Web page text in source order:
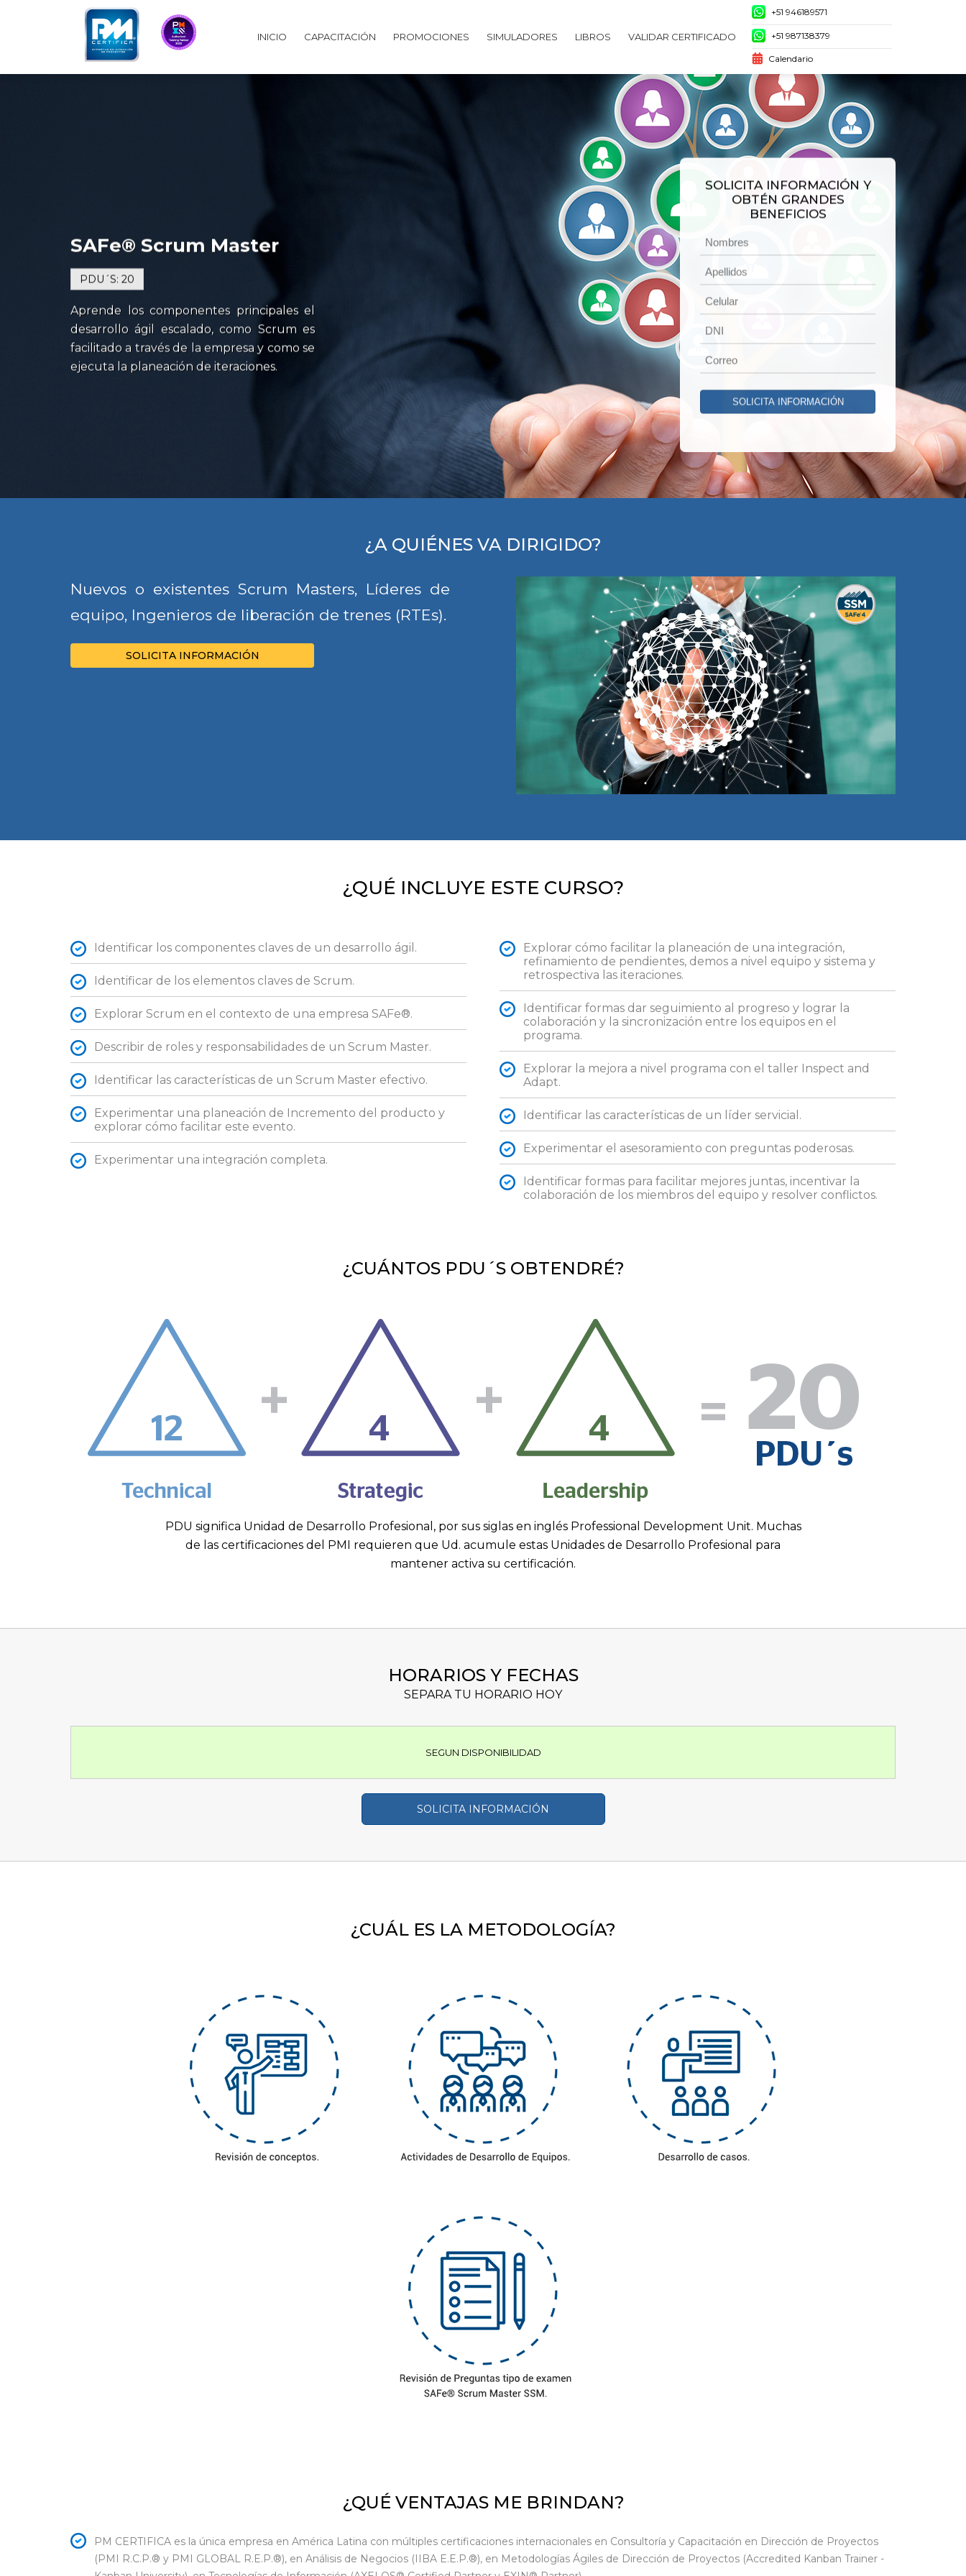
INICIO CAPACITACIÓN PROMOCIONES SIMULADORES LIBROS VALIDAR CERTIFICADO
+51 946189571
+51 987138379
Calendario
SAFe® Scrum Master
PDU´S: 20
Aprende los componentes principales el
desarrollo ágil escalado, como Scrum es
facilitado a través de la empresa y como se
ejecuta la planeación de iteraciones.
SOLICITA INFORMACIÓN Y
OBTÉN GRANDES
BENEFICIOS
¿A QUIÉNES VA DIRIGIDO?
Nuevos o existentes Scrum Masters, Líderes de
equipo, Ingenieros de liberación de trenes (RTEs).
SOLICITA INFORMACIÓN
¿QUÉ INCLUYE ESTE CURSO?
Identificar los componentes claves de un desarrollo ágil.
Identificar de los elementos claves de Scrum.
Explorar Scrum en el contexto de una empresa SAFe®.
Describir de roles y responsabilidades de un Scrum Master.
Identificar las características de un Scrum Master efectivo.
Experimentar una planeación de Incremento del producto y
explorar cómo facilitar este evento.
Experimentar una integración completa.
Explorar cómo facilitar la planeación de una integración,
refinamiento de pendientes, demos a nivel equipo y sistema y
retrospectiva las iteraciones.
Identificar formas dar seguimiento al progreso y lograr la
colaboración y la sincronización entre los equipos en el
programa.
Explorar la mejora a nivel programa con el taller Inspect and
Adapt.
Identificar las características de un líder servicial.
Experimentar el asesoramiento con preguntas poderosas.
Identificar formas para facilitar mejores juntas, incentivar la
colaboración de los miembros del equipo y resolver conflictos.
¿CUÁNTOS PDU´S OBTENDRÉ?
PDU significa Unidad de Desarrollo Profesional, por sus siglas en inglés Professional Development Unit. Muchas
de las certificaciones del PMI requieren que Ud. acumule estas Unidades de Desarrollo Profesional para
mantener activa su certificación.
HORARIOS Y FECHAS
SEPARA TU HORARIO HOY
SEGUN DISPONIBILIDAD
SOLICITA INFORMACIÓN
¿CUÁL ES LA METODOLOGÍA?
¿QUÉ VENTAJAS ME BRINDAN?
PM CERTIFICA es la única empresa en América Latina con múltiples certificaciones internacionales en Consultoría y Capacitación en Dirección de Proyectos
(PMI R.C.P.® y PMI GLOBAL R.E.P.®), en Análisis de Negocios (IIBA E.E.P.®), en Metodologías Ágiles de Dirección de Proyectos (Accredited Kanban Trainer -